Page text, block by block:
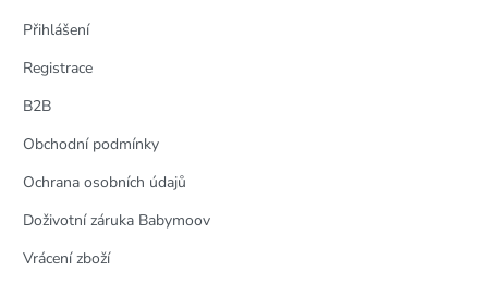
Přihlášení
Registrace
B2B
Obchodní podmínky
Ochrana osobních údajů
Doživotní záruka Babymoov
Vrácení zboží